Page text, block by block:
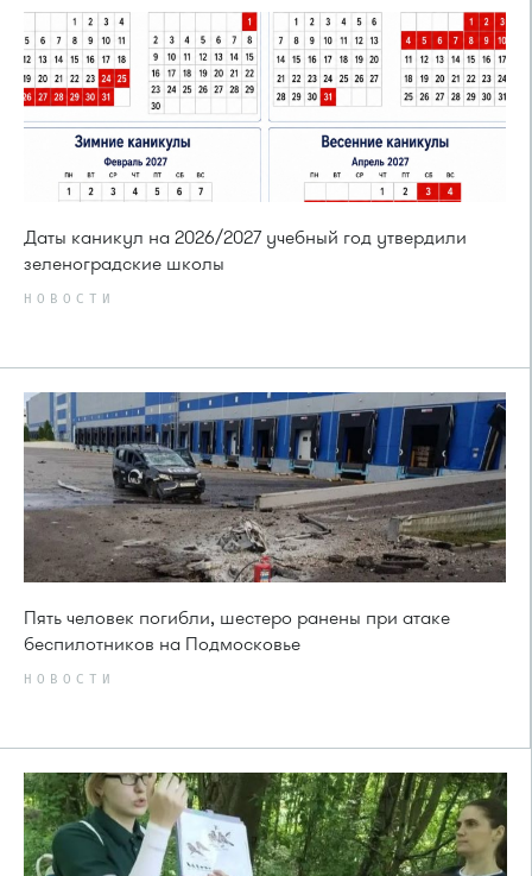
Даты каникул на 2026/2027 учебный год утвердили
зеленоградские школы
НОВОСТИ
Пять человек погибли, шестеро ранены при атаке
беспилотников на Подмосковье
НОВОСТИ